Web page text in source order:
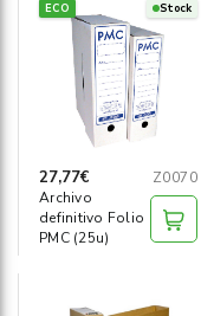
Papel
Material oficina
Audiovisuales
Tinta y tóner
ECO Stock
27,77€
Z0070
Archivo
definitivo Folio
PMC (25u)